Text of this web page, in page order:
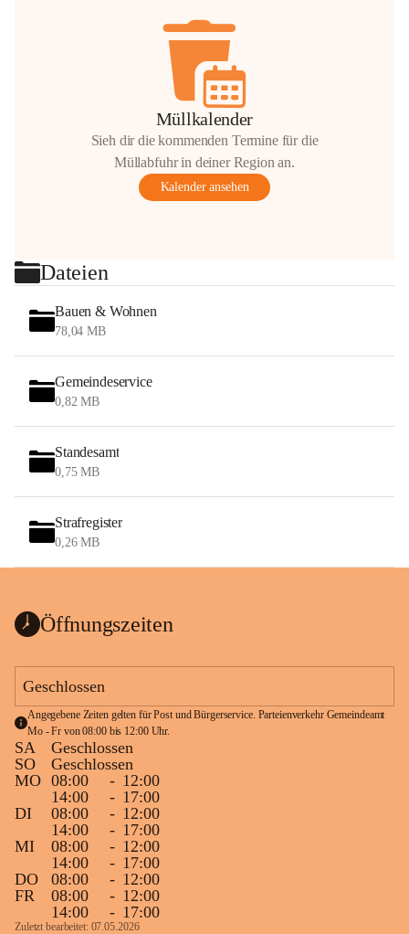
Müllkalender
Sieh dir die kommenden Termine für die
Müllabfuhr in deiner Region an.
Kalender ansehen
Dateien
Bauen & Wohnen
78,04 MB
Gemeindeservice
0,82 MB
Standesamt
0,75 MB
Strafregister
0,26 MB
Öffnungszeiten
Geschlossen
Angegebene Zeiten gelten für Post und Bürgerservice. Parteienverkehr Gemeindeamt
Mo - Fr von 08:00 bis 12:00 Uhr.
SA
Geschlossen
SO
Geschlossen
MO 08:00 - 12:00
14:00
- 17:00
DI
08:00 - 12:00
14:00
- 17:00
MI
08:00 - 12:00
14:00
- 17:00
DO
08:00 - 12:00
FR
08:00 - 12:00
14:00
- 17:00
Zuletzt bearbeitet: 07.05.2026